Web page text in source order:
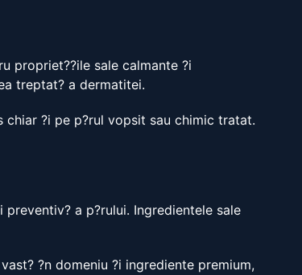
propriet??ile sale calmante ?i
treptat? a dermatitei.
chiar ?i pe p?rul vopsit sau chimic tratat.
a p?rului. Ingredientele sale
?n domeniu ?i ingrediente premium,